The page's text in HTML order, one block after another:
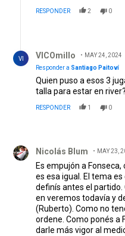
RESPONDER 2 0
VI VICOmillo
MAY 24, 2024
Responder a Santiago Paitoví
Quien puso a esos 3
talla para estar en river?
RESPONDER 1 0
Nicolás Blum MAY 23,
Es empujón a
es esa igual. El tema
definís antes el partido.
en veremos todavía y
(Ruberto). Como no
ordene. Como ponés a
darle más vigor al